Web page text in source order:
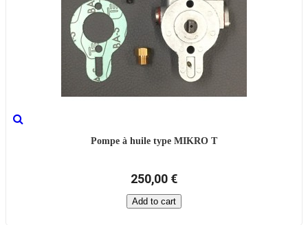
Pompe à huile type MIKRO T
250,00 €
Add to cart